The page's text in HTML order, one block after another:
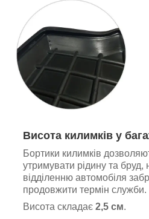
Висота килимків у
Бортики килимків
утримувати рідину та
відділенню автомобіля
продовжити термін служби.
Висота складає 2,5 см.